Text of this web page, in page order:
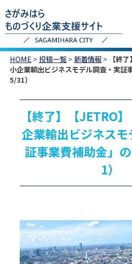
HOME >投稿一覧> 新着情報>
【終
小企業輸出ビジネスモデル調査・実証
5/31）
【終了】【JETRO
企業輸出ビジネス
証事業費補助金」
1）